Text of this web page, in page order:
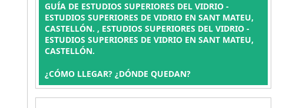
GUÍA DE ESTUDIOS SUPERIORES DEL VIDRIO -
ESTUDIOS SUPERIORES DE VIDRIO EN SANT MATEU,
CASTELLÓN. , ESTUDIOS SUPERIORES DEL VIDRIO -
ESTUDIOS SUPERIORES DE VIDRIO EN SANT MATEU,
CASTELLÓN.
¿CÓMO LLEGAR? ¿DÓNDE QUEDAN?